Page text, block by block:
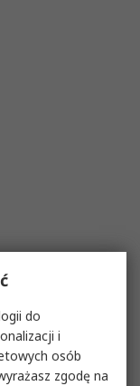
do
i
osób
zgodę na